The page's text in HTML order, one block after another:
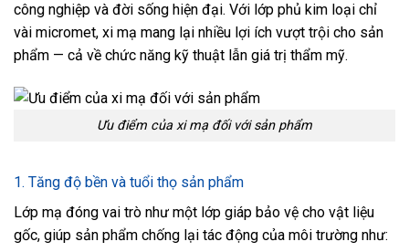
công nghiệp và đời sống hiện đại. Với lớp phủ kim loại chỉ
vài micromet, xi mạ mang lại nhiều lợi ích vượt trội cho sản
phẩm — cả về chức năng kỹ thuật lẫn giá trị thẩm mỹ.
Ưu điểm của xi mạ đối với sản phẩm
1. Tăng độ bền và tuổi thọ sản phẩm
Lớp mạ đóng vai trò như một lớp giáp bảo vệ cho vật liệu
gốc, giúp sản phẩm chống lại tác động của môi trường như: